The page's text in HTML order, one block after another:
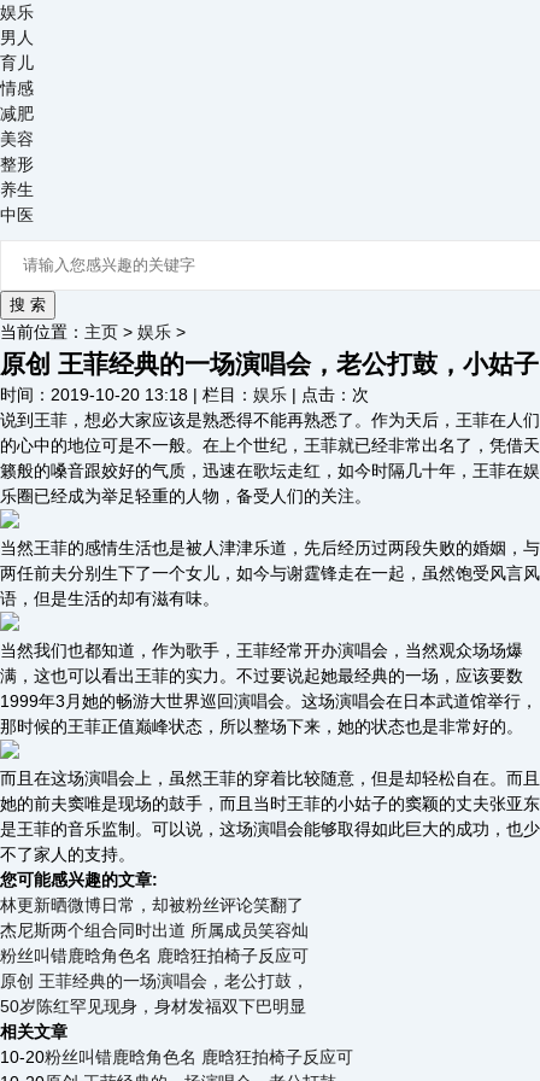
娱乐
男人
育儿
情感
减肥
美容
整形
养生
中医
当前位置： 主页 > 娱乐 >
原创 王菲经典的一场演唱会，老公打鼓，小姑子
时间：2019-10-20 13:18 | 栏目： 娱乐 | 点击： 次
说到王菲，想必大家应该是熟悉得不能再熟悉了。作为天后，王菲在人们
的心中的地位可是不一般。在上个世纪，王菲就已经非常出名了，凭借天
籁般的嗓音跟姣好的气质，迅速在歌坛走红，如今时隔几十年，王菲在娱
乐圈已经成为举足轻重的人物，备受人们的关注。
当然王菲的感情生活也是被人津津乐道，先后经历过两段失败的婚姻，与
两任前夫分别生下了一个女儿，如今与谢霆锋走在一起，虽然饱受风言风
语，但是生活的却有滋有味。
当然我们也都知道，作为歌手，王菲经常开办演唱会，当然观众场场爆
满，这也可以看出王菲的实力。不过要说起她最经典的一场，应该要数
1999年3月她的畅游大世界巡回演唱会。这场演唱会在日本武道馆举行，
那时候的王菲正值巅峰状态，所以整场下来，她的状态也是非常好的。
而且在这场演唱会上，虽然王菲的穿着比较随意，但是却轻松自在。而且
她的前夫窦唯是现场的鼓手，而且当时王菲的小姑子的窦颖的丈夫张亚东
是王菲的音乐监制。可以说，这场演唱会能够取得如此巨大的成功，也少
不了家人的支持。
您可能感兴趣的文章:
林更新晒微博日常，却被粉丝评论笑翻了
杰尼斯两个组合同时出道 所属成员笑容灿
粉丝叫错鹿晗角色名 鹿晗狂拍椅子反应可
原创 王菲经典的一场演唱会，老公打鼓，
50岁陈红罕见现身，身材发福双下巴明显
相关文章
10-20粉丝叫错鹿晗角色名 鹿晗狂拍椅子反应可